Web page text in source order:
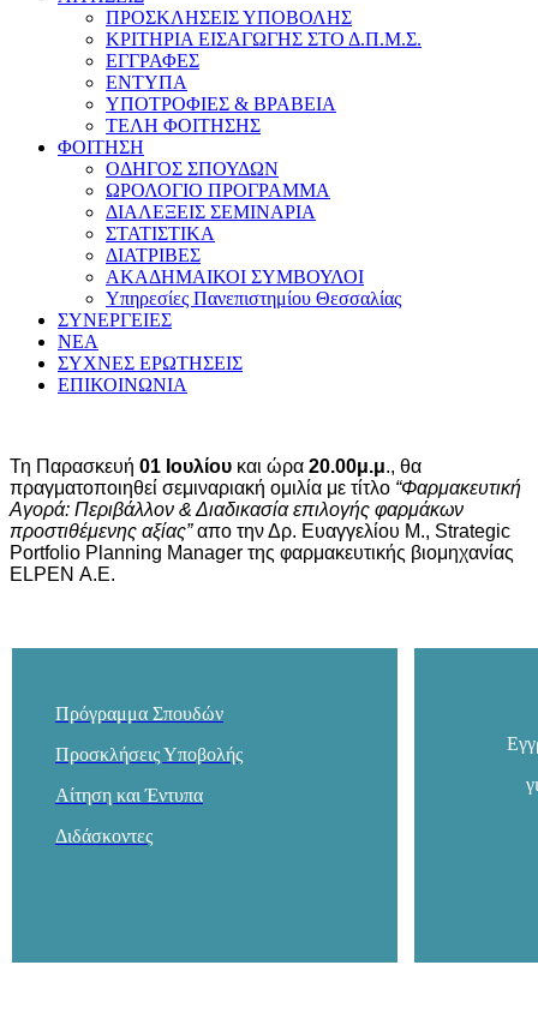
ΠΡΟΣΚΛΗΣΕΙΣ ΥΠΟΒΟΛΗΣ
ΚΡΙΤΗΡΙΑ ΕΙΣΑΓΩΓΗΣ ΣΤΟ Δ.Π.Μ.Σ.
ΕΓΓΡΑΦΕΣ
ΕΝΤΥΠΑ
ΥΠΟΤΡΟΦΙΕΣ & ΒΡΑΒΕΙΑ
ΤΕΛΗ ΦΟΙΤΗΣΗΣ
ΦΟΙΤΗΣΗ
ΟΔΗΓΟΣ ΣΠΟΥΔΩΝ
ΩΡΟΛΟΓΙΟ ΠΡΟΓΡΑΜΜΑ
ΔΙΑΛΕΞΕΙΣ ΣΕΜΙΝΑΡΙΑ
ΣΤΑΤΙΣΤΙΚΑ
ΔΙΑΤΡΙΒΕΣ
ΑΚΑΔΗΜΑΙΚΟΙ ΣΥΜΒΟΥΛΟΙ
Υπηρεσίες Πανεπιστημίου Θεσσαλίας
ΣΥΝΕΡΓΕΙΕΣ
ΝΕΑ
ΣΥΧΝΕΣ ΕΡΩΤΗΣΕΙΣ
ΕΠΙΚΟΙΝΩΝΙΑ
Τη Παρασκευή 01 Ιουλίου και ώρα 20.00μ.μ., θα
πραγματοποιηθεί σεμιναριακή ομιλία με τίτλο “Φαρμακευτική
Αγορά: Περιβάλλον & Διαδικασία επιλογής φαρμάκων
προστιθέμενης αξίας” απο την Δρ. Ευαγγελίου Μ., Strategic
Portfolio Planning Manager της φαρμακευτικής βιομηχανίας
ELPEN Α.Ε.
Πρόγραμμα Σπουδών
Προσκλήσεις Υποβολής
Αίτηση και Έντυπα
Διδάσκοντες